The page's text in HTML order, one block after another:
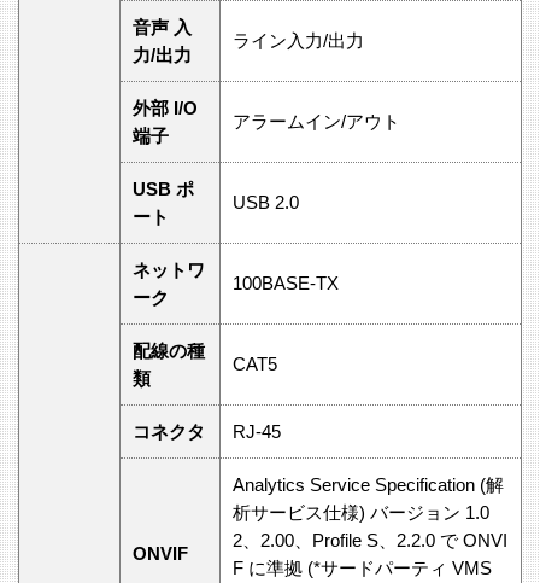
音声 入
力/出力
ライン入力/出力
外部 I/O
端子
アラームイン/アウト
USB ポ
ート
USB 2.0
ネットワ
ーク
100BASE-TX
配線の種
類
CAT5
コネクタ RJ-45
ONVIF
Analytics Service Specification (解
析サービス仕様) バージョン 1.0
2、2.00、Profile S、2.2.0 で ONVI
F に準拠 (*サードパーティ VMS